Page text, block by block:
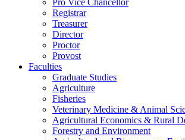
Pro Vice Chancellor
Registrar
Treasurer
Director
Proctor
Provost
Faculties
Graduate Studies
Agriculture
Fisheries
Veterinary Medicine & Animal
Agricultural Economics & Rural
Forestry and Environment